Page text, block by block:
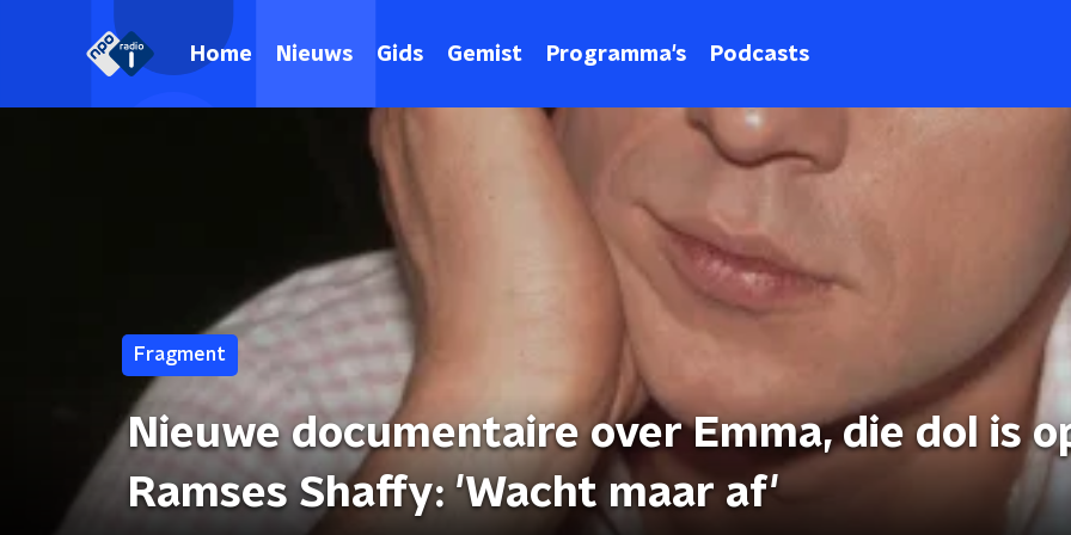
Home Nieuws Gids Gemist Programma's Podcasts
Fragment
Nieuwe documentaire over Emma, die dol is
Ramses Shaffy: 'Wacht maar af'